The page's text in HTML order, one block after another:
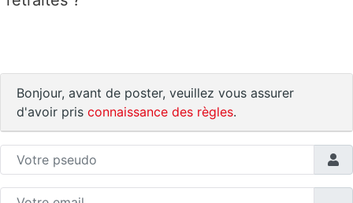
Bonjour, avant de poster, veuillez vous assurer
d'avoir pris connaissance des règles.